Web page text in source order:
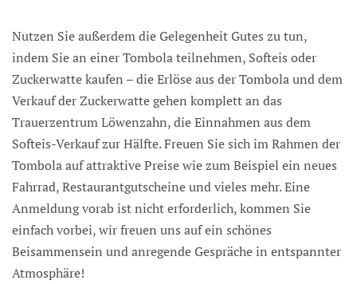
Nutzen Sie außerdem die Gelegenheit Gutes zu tun,
indem Sie an einer Tombola teilnehmen, Softeis oder
Zuckerwatte kaufen – die Erlöse aus der Tombola und dem
Verkauf der Zuckerwatte gehen komplett an das
Trauerzentrum Löwenzahn, die Einnahmen aus dem
Softeis-Verkauf zur Hälfte. Freuen Sie sich im Rahmen der
Tombola auf attraktive Preise wie zum Beispiel ein neues
Fahrrad, Restaurantgutscheine und vieles mehr. Eine
Anmeldung vorab ist nicht erforderlich, kommen Sie
einfach vorbei, wir freuen uns auf ein schönes
Beisammensein und anregende Gespräche in entspannter
Atmosphäre!